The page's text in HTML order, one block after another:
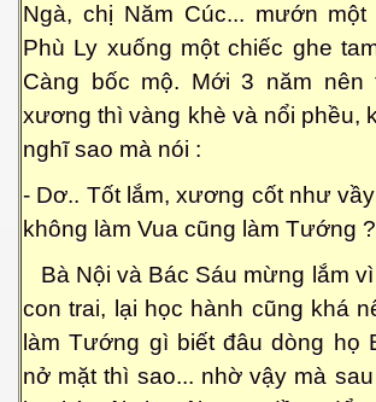
Ngà, chị Năm Cúc... mướn
Phù Ly xuống một chiếc ghe
Càng bốc mộ. Mới 3 năm nên
xương thì vàng khè và nổi phều,
nghĩ sao mà nói :
- Dơ.. Tốt lắm, xương cốt như
không làm Vua cũng làm Tướng ?
Bà Nội và Bác Sáu mừng lắm
con trai, lại học hành cũng khá
làm Tướng gì biết đâu dòng họ
nở mặt thì sao... nhờ vậy mà
2
3
4
6
7
bộ.